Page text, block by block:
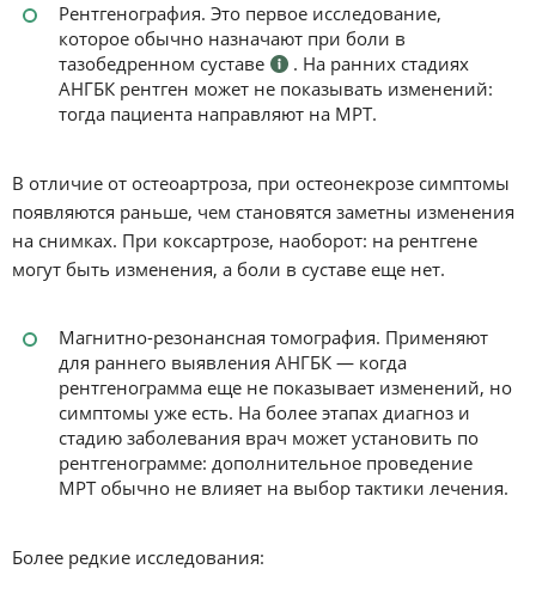
Рентгенография. Это первое исследование,
которое обычно назначают при боли в
тазобедренном суставе
. На ранних стадиях
АНГБК рентген может не показывать изменений:
тогда пациента направляют на МРТ.
В отличие от остеоартроза, при остеонекрозе симптомы
появляются раньше, чем становятся заметны изменения
на снимках. При коксартрозе, наоборот: на рентгене
могут быть изменения, а боли в суставе еще нет.
Магнитно-резонансная томография. Применяют
для раннего выявления АНГБК — когда
рентгенограмма еще не показывает изменений, но
симптомы уже есть. На более этапах диагноз и
стадию заболевания врач может установить по
рентгенограмме: дополнительное проведение
МРТ обычно не влияет на выбор тактики лечения.
Более редкие исследования: